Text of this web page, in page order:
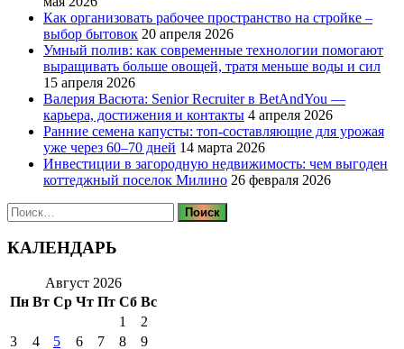
Как организовать рабочее пространство на стройке –
выбор бытовок 20 апреля 2026
Умный полив: как современные технологии помогают
выращивать больше овощей, тратя меньше воды и сил
15 апреля 2026
Валерия Васюта: Senior Recruiter в BetAndYou —
карьера, достижения и контакты 4 апреля 2026
Ранние семена капусты: топ‑составляющие для урожая
уже через 60–70 дней 14 марта 2026
Инвестиции в загородную недвижимость: чем выгоден
коттеджный поселок Милино 26 февраля 2026
Найти:
КАЛЕНДАРЬ
Август 2026
Пн Вт Ср Чт Пт Сб Вс
1
2
3
4 5 6 7 8 9